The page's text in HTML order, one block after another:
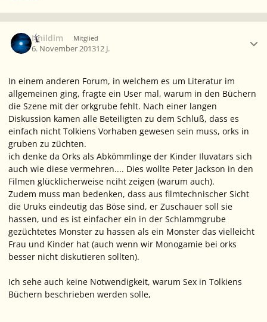
Ithildim Mitglied
6. November 201312 J.
In einem anderen Forum, in welchem es um Literatur im
allgemeinen ging, fragte ein User mal, warum in den Büchern
die Szene mit der orkgrube fehlt. Nach einer langen
Diskussion kamen alle Beteiligten zu dem Schluß, dass es
einfach nicht Tolkiens Vorhaben gewesen sein muss, orks in
gruben zu züchten.
ich denke da Orks als Abkömmlinge der Kinder Iluvatars sich
auch wie diese vermehren.... Dies wollte Peter Jackson in den
Filmen glücklicherweise nciht zeigen (warum auch).
Zudem muss man bedenken, dass aus filmtechnischer Sicht
die Uruks eindeutig das Böse sind, er Zuschauer soll sie
hassen, und es ist einfacher ein in der Schlammgrube
gezüchtetes Monster zu hassen als ein Monster das vielleicht
Frau und Kinder hat (auch wenn wir Monogamie bei orks
besser nicht diskutieren sollten).
Ich sehe auch keine Notwendigkeit, warum Sex in Tolkiens
Büchern beschrieben werden solle,